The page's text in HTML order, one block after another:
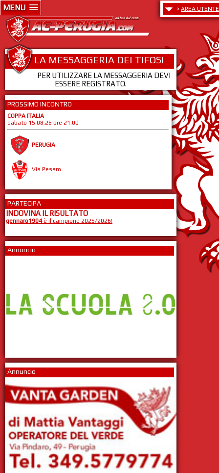
MENU > AREA UTENTE
LA MESSAGGERIA DEI TIFOSI
PER UTILIZZARE LA MESSAGGERIA DEVI
ESSERE REGISTRATO.
PROSSIMO INCONTRO
COPPA ITALIA
sabato 15.08.26 ore 21:00
PERUGIA
Vis Pesaro
PARTECIPA
INDOVINA IL RISULTATO
gennaro1904è il campione 2025/2026!
Annuncio
Annuncio